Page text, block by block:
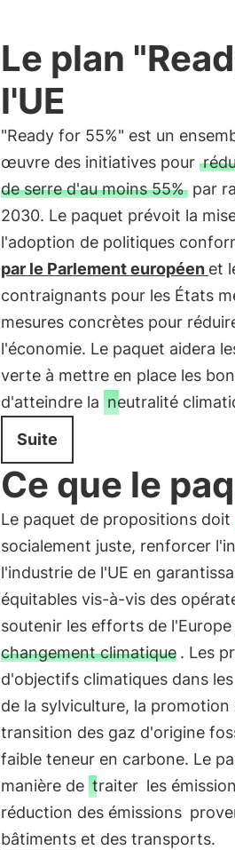
Le plan
l'UE
"Ready for 55%" est un
œuvre des initiatives pour
de serre d'au moins 55%par
2030. Le paquet prévoit la
l'adoption de politiques
par le Parlement européen et
contraignants pour les États
mesures concrètes pour
l'économie. Le paquet aidera
verte à mettre en place les
d'atteindre la neutralité
Suite
Ce que le
Le paquet de propositions doit
socialement juste, renforcer
l'industrie de l'UE en
équitables vis-à-vis des
soutenir les efforts de
changement climatique . Les
d'objectifs climatiques dans
de la sylviculture, la
transition des gaz d'origine
faible teneur en carbone. Le
manière de traiter les
réduction des émissions
bâtiments et des transports.